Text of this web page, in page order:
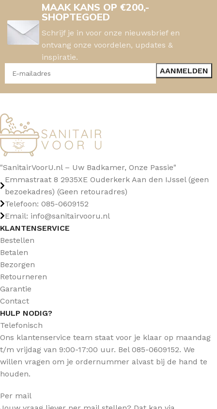
MAAK KANS OP €200,-
SHOPTEGOED
Schrijf je in voor onze nieuwsbrief en
ontvang onze voordelen, updates &
inspiratie.
"SanitairVoorU.nl – Uw Badkamer, Onze Passie"
Emmastraat 8 2935XE Ouderkerk Aan den IJssel (geen
bezoekadres) (Geen retouradres)
Telefoon: 085-0609152
Email: info@sanitairvooru.nl
KLANTENSERVICE
Bestellen
Betalen
Bezorgen
Retourneren
Garantie
Contact
HULP NODIG?
Telefonisch
Ons klantenservice team staat voor je klaar op maandag
t/m vrijdag van 9:00-17:00 uur. Bel 085-0609152. We
willen vragen om je ordernummer alvast bij de hand te
houden.
Per mail